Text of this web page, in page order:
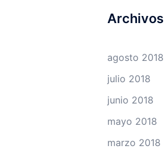
Archivos
agosto 2018
julio 2018
junio 2018
mayo 2018
marzo 2018